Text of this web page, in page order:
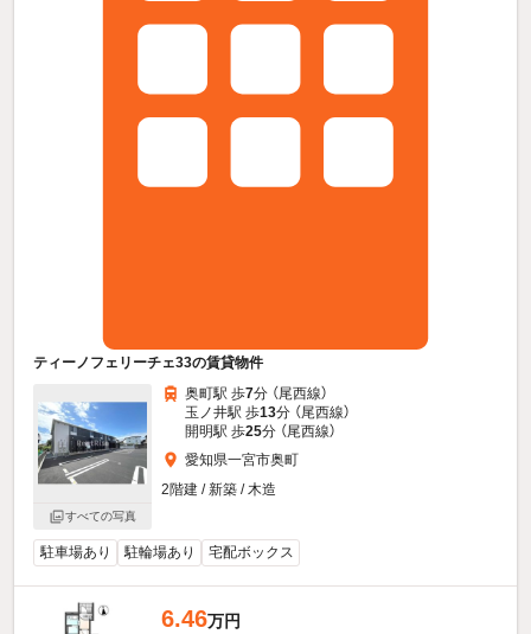
ティーノフェリーチェ33の賃貸物件
すべての写真
奥町駅 歩7分 （尾西線）
玉ノ井駅 歩13分 （尾西線）
開明駅 歩25分 （尾西線）
愛知県一宮市奥町
2階建 / 新築 / 木造
駐車場あり 駐輪場あり 宅配ボックス
6.46万円